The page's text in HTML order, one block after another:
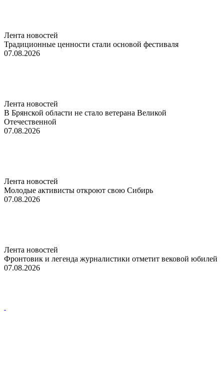
Лента новостей
Традиционные ценности стали основой фестиваля
07.08.2026
Лента новостей
В Брянской области не стало ветерана Великой
Отечественной
07.08.2026
Лента новостей
Молодые активисты откроют свою Сибирь
07.08.2026
Лента новостей
Фронтовик и легенда журналистики отметит вековой юбилей
07.08.2026